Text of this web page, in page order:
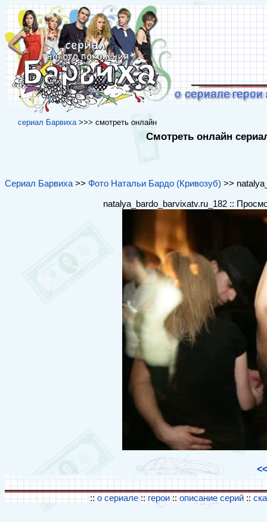
cериал Барвиха>>> cмотреть онлайн
Смотреть онлайн
Сериал Барвиха >> Фото Натальи Бардо (Кривозуб) >>
natalya_bardo_barvixatv.ru_182 ::
<<
:: о сериале:: герои::описание серий::